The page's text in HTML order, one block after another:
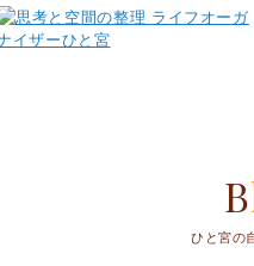
ひと宮の